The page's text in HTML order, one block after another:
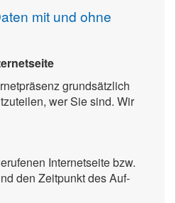
mit und ohne
grundsätzlich
wer Sie sind. Wir
Internetseite bzw.
den Zeitpunkt des Auf-